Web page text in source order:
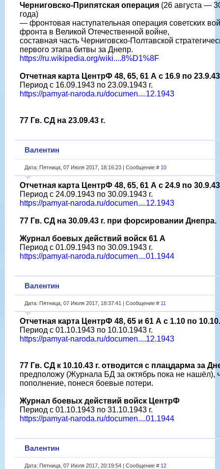
Черниговско-Припятская операция (26 августа —
года)
— фронтовая наступательная операция советских
фронта в Великой Отечественной войне,
составная часть Черниговско-Полтавской
первого этапа битвы за Днепр.
https://ru.wikipedia.org/wiki....8%D1%8F
Отчетная карта ЦентрФ 48, 65, 61 А с 16.9 по 23.9.43
Период с 16.09.1943 по 23.09.1943 г.
https://pamyat-naroda.ru/documen....12.1943
77 Гв. СД на 23.09.43 г.
Валентин
Дата: Пятница, 07 Июля 2017, 18:16:23 | Сообщение # 10
Отчетная карта ЦентрФ 48, 65, 61 А с 24.9 по 30.9.43
Период с 24.09.1943 по 30.09.1943 г.
https://pamyat-naroda.ru/documen....12.1943
77 Гв. СД на 30.09.43 г. при форсировании Днепра.
Журнал боевых действий войск 61 А
Период с 01.09.1943 по 30.09.1943 г.
https://pamyat-naroda.ru/documen....01.1944
Валентин
Дата: Пятница, 07 Июля 2017, 18:37:41 | Сообщение # 11
Отчетная карта ЦентрФ 48, 65 и 61 А с 1.10 по
Период с 01.10.1943 по 10.10.1943 г.
https://pamyat-naroda.ru/documen....12.1943
77 Гв. СД к 10.10.43 г. отводится с плацдарма за
предположу (Журнала БД за октябрь пока не нашёл),
пополнение, понеся боевые потери.
Журнал боевых действий войск ЦентрФ
Период с 01.10.1943 по 31.10.1943 г.
https://pamyat-naroda.ru/documen....01.1944
Валентин
Дата: Пятница, 07 Июля 2017, 20:19:54 | Сообщение # 12